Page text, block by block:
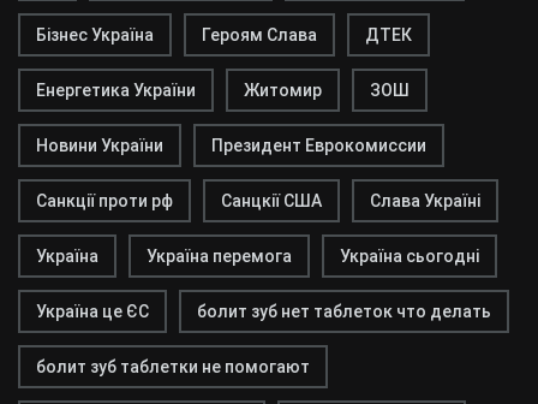
Бізнес Україна Героям Слава ДТЕК
Енергетика України Житомир ЗОШ
Новини України Президент Еврокомиссии
Санкції проти рф Санцкії США Слава Україні
Україна Україна перемога Україна сьогодні
Україна це ЄС болит зуб нет таблеток что делать
болит зуб таблетки не помогают